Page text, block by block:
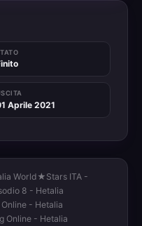
Aprile 2021
World★Stars ITA -
8 - Hetalia
- Hetalia
Online - Hetalia